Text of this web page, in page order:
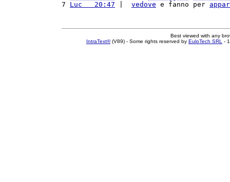
7 Luc   20:47 vedove e fanno per
Best viewed with any
IntraText®(V89) - Some rights reserved by EuloTech SRL -